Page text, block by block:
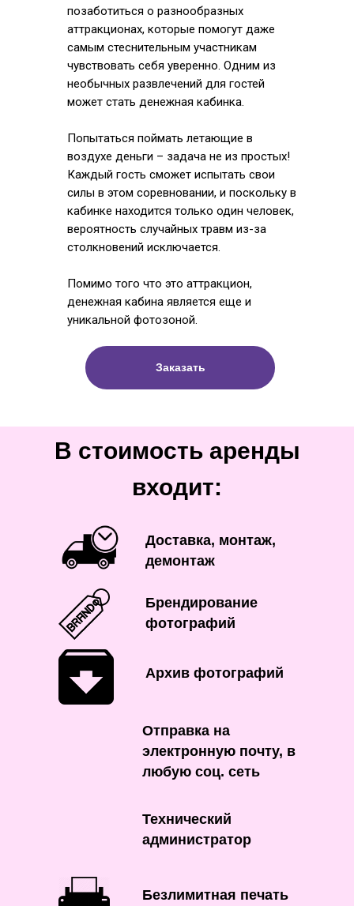
позаботиться о разнообразных
аттракционах, которые помогут даже
самым стеснительным участникам
чувствовать себя уверенно. Одним из
необычных развлечений для гостей
может стать денежная кабинка.
Попытаться поймать летающие в
воздухе деньги – задача не из простых!
Каждый гость сможет испытать свои
силы в этом соревновании, и поскольку в
кабинке находится только один человек,
вероятность случайных травм из-за
столкновений исключается.
Помимо того что это аттракцион,
денежная кабина является еще и
уникальной фотозоной.
Заказать
Доставка, монтаж,
демонтаж
Брендирование
фотографий
Архив фотографий
Отправка на
электронную почту, в
любую соц. сеть
Безлимитная печать
Технический
администратор
В стоимость аренды
входит: